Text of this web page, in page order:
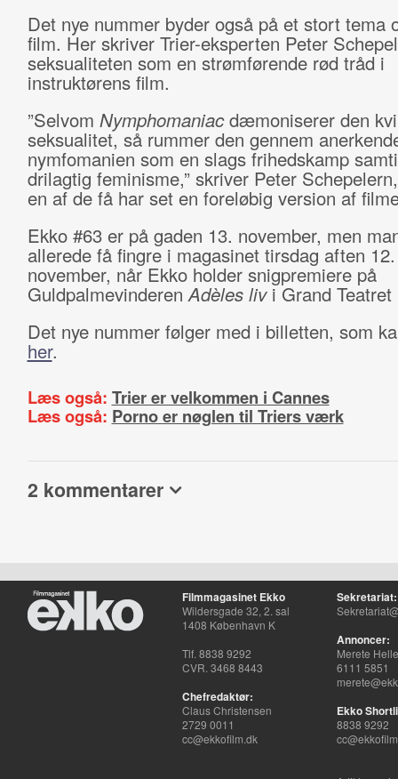
Det nye nummer byder også på et stort tema
film. Her skriver Trier-eksperten Peter
seksualiteten som en strømførende rød tråd i
instruktørens film.
”Selvom Nymphomaniacdæmoniserer den
seksualitet, så rummer den gennem
nymfomanien som en slags frihedskamp
drilagtig feminisme,” skriver Peter
en af de få har set en foreløbig version af
Ekko #63 er på gaden 13. november, men
allerede få fingre i magasinet tirsdag aften 12.
november, når Ekko holder snigpremiere på
GuldpalmevinderenAdèles livi Grand Teatret
Det nye nummer følger med i billetten, som
her.
Læs også: Trier er velkommen i Cannes
Læs også: Porno er nøglen til Triers værk
2 kommentarer
Filmmagasinet Ekko
Wildersgade 32, 2. sal
1408 København K
Tlf. 8838 9292
CVR. 3468 8443
Chefredaktør:
Claus Christensen
2729 0011
cc@ekkofilm.dk
Sekretariat:
Annoncer:
Merete
6111 5851
Ekko
8838 9292